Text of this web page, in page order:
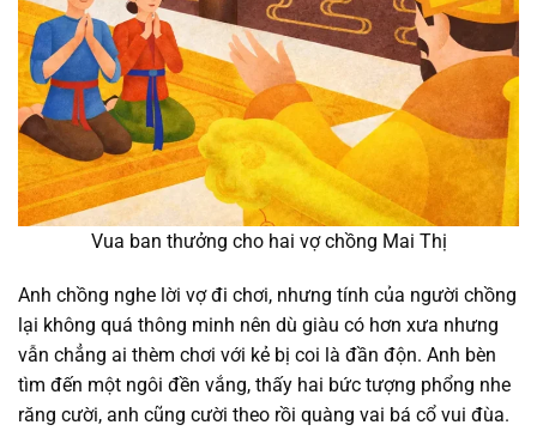
Vua ban thưởng cho hai vợ chồng Mai Thị
Anh chồng nghe lời vợ đi chơi, nhưng tính của người chồng
lại không quá thông minh nên dù giàu có hơn xưa nhưng
vẫn chẳng ai thèm chơi với kẻ bị coi là đần độn. Anh bèn
tìm đến một ngôi đền vắng, thấy hai bức tượng phổng nhe
răng cười, anh cũng cười theo rồi quàng vai bá cổ vui đùa.